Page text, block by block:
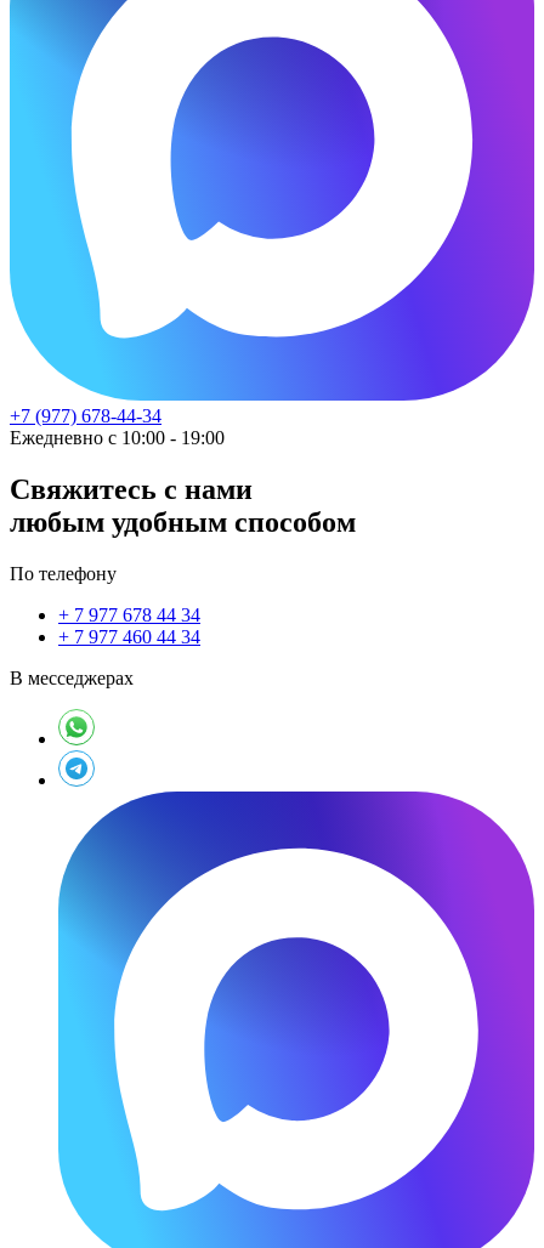
+7 (977) 678-44-34
Ежедневно с 10:00 - 19:00
Свяжитесь с нами
любым удобным способом
По телефону
+ 7 977 678 44 34
+ 7 977 460 44 34
В месседжерах